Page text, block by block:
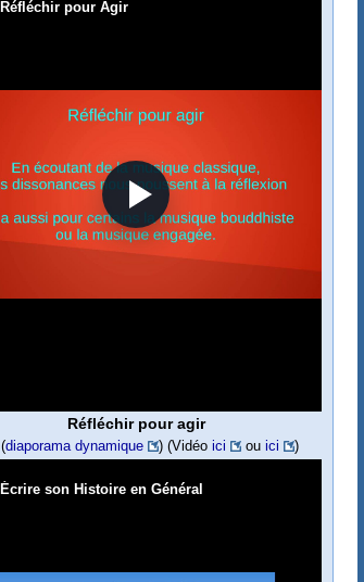
Réfléchir pour agir
(diaporama dynamique ) (Vidéo ici ou ici )